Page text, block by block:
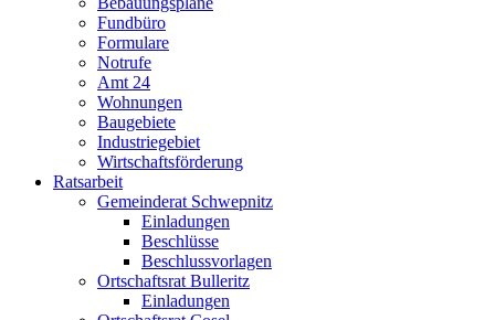
Fundbüro
Formulare
Notrufe
Amt 24
Wohnungen
Baugebiete
Industriegebiet
Wirtschaftsförderung
Ratsarbeit
Gemeinderat Schwepnitz
Einladungen
Beschlüsse
Beschlussvorlagen
Ortschaftsrat Bulleritz
Einladungen